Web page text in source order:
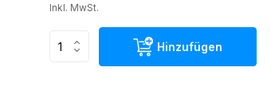
Inkl. MwSt.
Hinzufügen